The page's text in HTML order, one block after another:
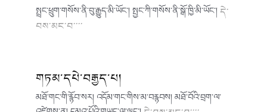
སྤྲང་ཕྲུག་གསོས་ནི་བུ་རྒྱུད་མི་ཡོང་། སྤྱང་ཀི་གསོས་ནི་སྒོ་ཁྱི་མི་ཡོང་། དེ་
བས་མང་བ་་་་
གཏམ་དཔེ་བརྒྱད་པ།
མཐོ་གང་གི་རྙོབ་སར། འདོམ་གང་གིས་མ་བརྙབས། མཐོ་བོའི་བྲག་ལ་